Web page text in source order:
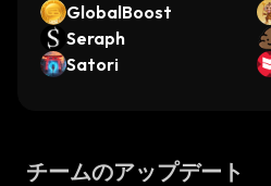
GlobalBoost
Seraph
Satori
チームのアップデート